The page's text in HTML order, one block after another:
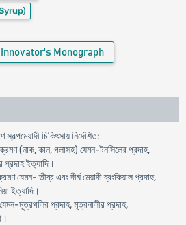
Innovator's Monograph
চিকিৎসায় নির্দেশিত:
(নাক, কান, গলাসহ) যেমন-টনসিলের প্রদাহ,
প্রদাহ ইত্যাদি।
যেমন- তীব্র এবং দীর্ঘ মেয়াদী ব্রংকিয়াল প্রদাহ,
ইত্যাদি।
মূত্রথলির প্রদাহ, মূত্রনালীর প্রদাহ,